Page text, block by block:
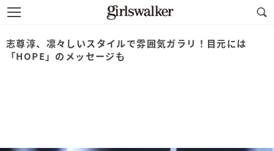
志尊淳、凛々しいスタイルで雰囲気ガラリ！目元には
「HOPE」のメッセージも